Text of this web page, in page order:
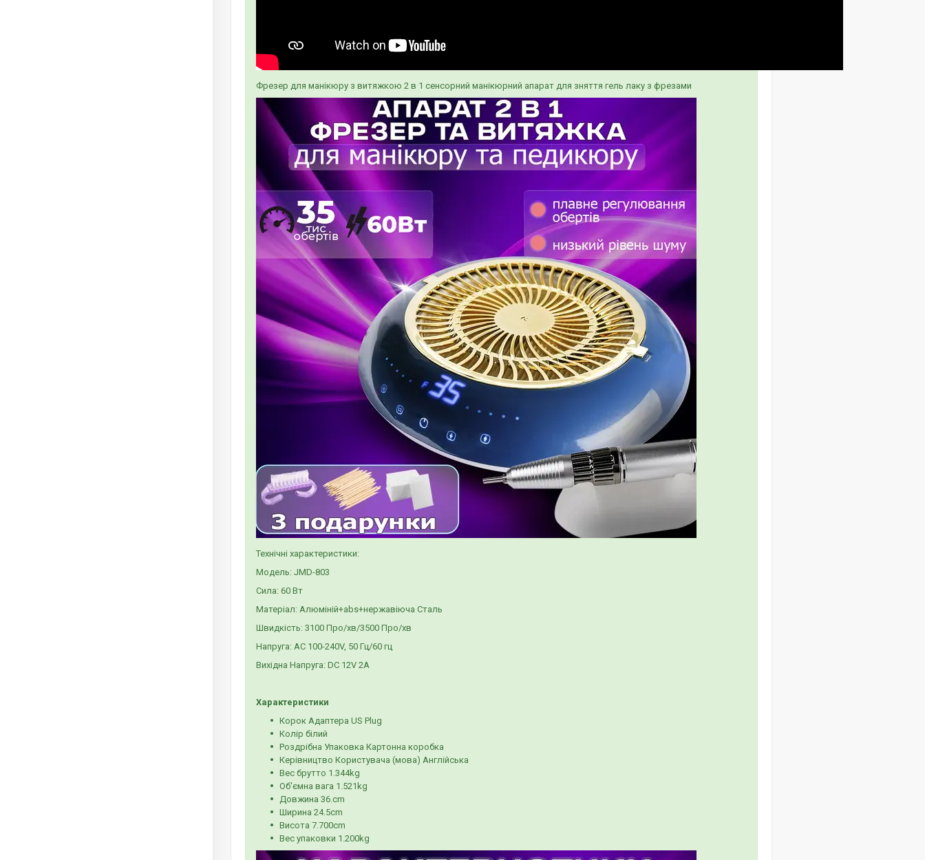
Фрезер для манікюру з витяжкою 2 в 1 сенсорний манікюрний апарат для зняття гель лаку з фрезами
Технічні характеристики:
Модель: JMD-803
Сила: 60 Вт
Матеріал: Алюміній+abs+нержавіюча Сталь
Швидкість: 3100 Про/хв/3500 Про/хв
Напруга: AC 100-240V, 50 Гц/60 гц
Вихідна Напруга: DC 12V 2A
Характеристики
Корок Адаптера US Plug
Колір білий
Роздрібна Упаковка Картонна коробка
Керівництво Користувача (мова) Англійська
Вес брутто 1.344kg
Об'ємна вага 1.521kg
Довжина 36.cm
Ширина 24.5cm
Висота 7.700cm
Вес упаковки 1.200kg